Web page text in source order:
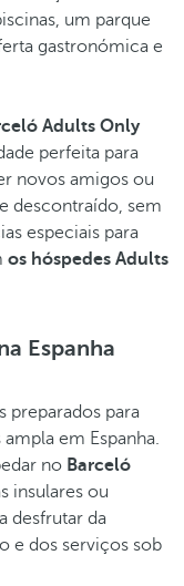
um parque
gastronómica e
Adults Only
perfeita para
novos amigos ou
descontraído, sem
especiais para
os hóspedes Adults
Espanha
preparados para
em Espanha.
no Barceló
insulares ou
desfrutar da
e dos serviços sob